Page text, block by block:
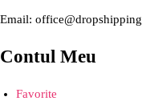
Email:
Contul Meu
Favorite